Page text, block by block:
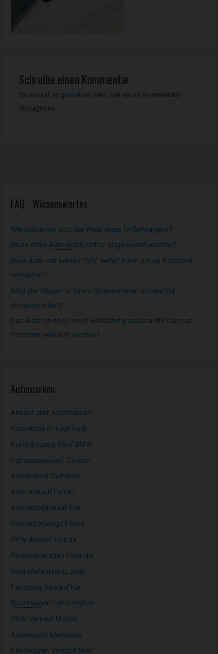
Schreibe einen Kommentar
Du musst angemeldet sein, um einen Kommentar
abzugeben.
FAQ - Wissenswertes
Wie bestimmt sich der Preis eines Unfallwagens?
Muss mein Automobil vorher abgemeldet werden?
Mein Auto hat keinen TÜV mehr? Kann ich es trotzdem
verkaufen?
Wird der Wagen in ihrem Unternehmen kostenfrei
abtransportiert?
Das Auto ist noch nicht vollständig abbezahlt? Kann es
trotzdem verkauft werden?
Automarken
Ankauf aller Automarken
Automobil Ankauf Audi
Kraftfahrzeug Kauf BMW
Fahrzeugankauf Citroen
Autoankauf Daihatsu
Auto Ankauf Ferrari
Automobilankauf Fiat
Gebrauchtwagen Ford
PKW Ankauf Honda
Personenwagen Hyundai
Geländefahrzeug Jeep
Fahrzeug Verkauf Kia
Sportwagen Lamborghini
PKW Verkauf Mazda
Autoexport Mercedes
Kleinwagen Verkauf Mini